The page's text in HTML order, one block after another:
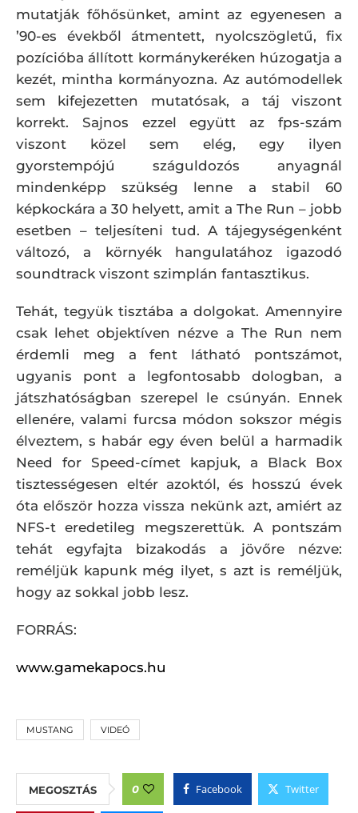
mutatják főhősünket, amint az egyenesen a
’90-es évekből átmentett, nyolcszögletű, fix
pozícióba állított kormánykeréken húzogatja a
kezét, mintha kormányozna. Az autómodellek
sem kifejezetten mutatósak, a táj viszont
korrekt. Sajnos ezzel együtt az fps-szám
viszont közel sem elég, egy ilyen
gyorstempójú száguldozós anyagnál
mindenképp szükség lenne a stabil 60
képkockára a 30 helyett, amit a The Run – jobb
esetben – teljesíteni tud. A tájegységenként
változó, a környék hangulatához igazodó
soundtrack viszont szimplán fantasztikus.
Tehát, tegyük tisztába a dolgokat. Amennyire
csak lehet objektíven nézve a The Run nem
érdemli meg a fent látható pontszámot,
ugyanis pont a legfontosabb dologban, a
játszhatóságban szerepel le csúnyán. Ennek
ellenére, valami furcsa módon sokszor mégis
élveztem, s habár egy éven belül a harmadik
Need for Speed-címet kapjuk, a Black Box
tisztességesen eltér azoktól, és hosszú évek
óta először hozza vissza nekünk azt, amiért az
NFS-t eredetileg megszerettük. A pontszám
tehát egyfajta bizakodás a jövőre nézve:
reméljük kapunk még ilyet, s azt is reméljük,
hogy az sokkal jobb lesz.
FORRÁS:
www.gamekapocs.hu
MUSTANG VIDEÓ
MEGOSZTÁS 0 Facebook Twitter